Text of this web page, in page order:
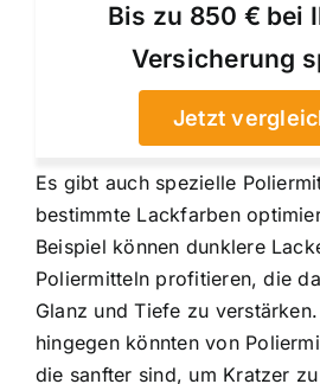
Bis zu 850 € bei
Versicherung
Jetzt
Es gibt auch spezielle
bestimmte Lackfarben
Beispiel können dunklere
Poliermitteln profitieren, die
Glanz und Tiefe zu
hingegen könnten von
die sanfter sind, um Kratzer